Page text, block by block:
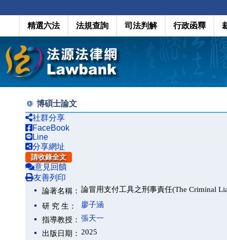
精選六法 法規查詢 司法判解 行政函釋
博碩士論文
社群分享
FaceBook
Line
分享網址
請收錄全文
意見回饋
友善列印
論著名稱： 論冒用支付工具之刑事責任(The Criminal
研 究 生：
廖子涵
指導教授： 張天一
出版日期： 2025